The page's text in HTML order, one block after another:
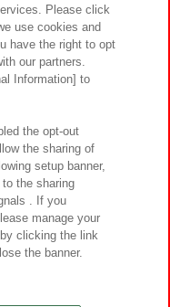
サイトポリシー
ビリティ方針と検証結果
るご質問・お問い合わせ
Inc.
Lab Inc.
Please click
use cookies and
have the right to opt
our partners.
Information] to
the opt-out
the sharing of
setup banner,
the sharing
. If you
manage your
clicking the link
the banner.